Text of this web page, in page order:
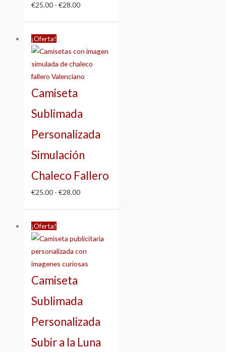
€25.00 - €28.00
¡Oferta!
Camiseta
Sublimada
Personalizada
Simulación
Chaleco Fallero
€25.00 - €28.00
precios:
desde
€25.00
¡Oferta!
Camiseta
Sublimada
Personalizada
Subir a la Luna
precios:
desde
€25.00